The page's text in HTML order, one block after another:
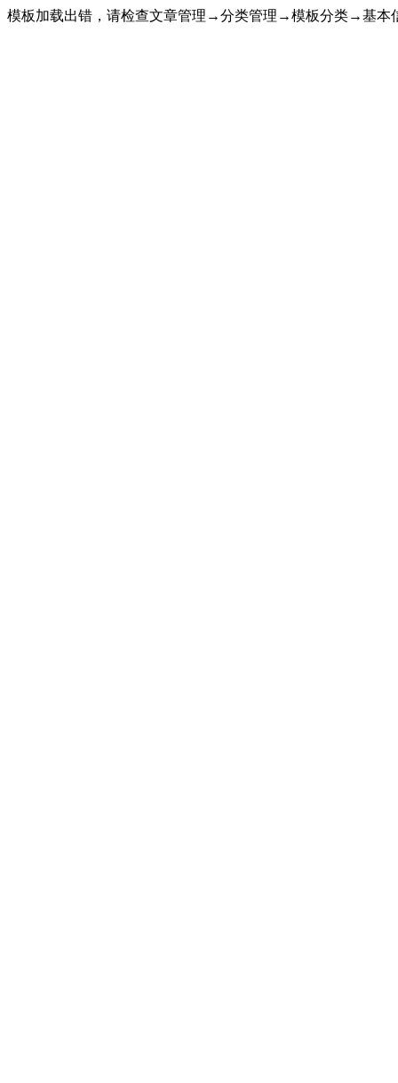
模板加载出错，请检查文章管理→分类管理→模板分类→基本